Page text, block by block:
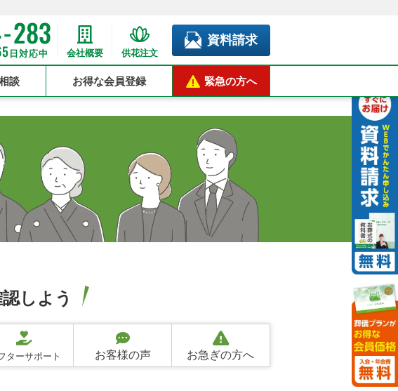
-283
日対応中 会社概要 供花注文
資料請求
談 お得な会員登録 緊急の方へ
しよう
ターサポート お客様の声 お急ぎの方へ